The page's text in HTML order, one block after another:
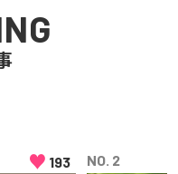
♥ 193 NO